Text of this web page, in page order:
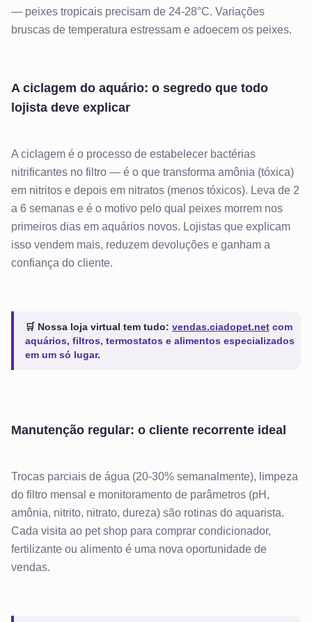
— peixes tropicais precisam de 24-28°C. Variações
bruscas de temperatura estressam e adoecem os peixes.
A ciclagem do aquário: o segredo que todo
lojista deve explicar
A ciclagem é o processo de estabelecer bactérias
nitrificantes no filtro — é o que transforma amônia (tóxica)
em nitritos e depois em nitratos (menos tóxicos). Leva de 2
a 6 semanas e é o motivo pelo qual peixes morrem nos
primeiros dias em aquários novos. Lojistas que explicam
isso vendem mais, reduzem devoluções e ganham a
confiança do cliente.
🛒 Nossa loja virtual tem tudo: vendas.ciadopet.net com
aquários, filtros, termostatos e alimentos especializados
em um só lugar.
Manutenção regular: o cliente recorrente ideal
Trocas parciais de água (20-30% semanalmente), limpeza
do filtro mensal e monitoramento de parâmetros (pH,
amônia, nitrito, nitrato, dureza) são rotinas do aquarista.
Cada visita ao pet shop para comprar condicionador,
fertilizante ou alimento é uma nova oportunidade de
vendas.